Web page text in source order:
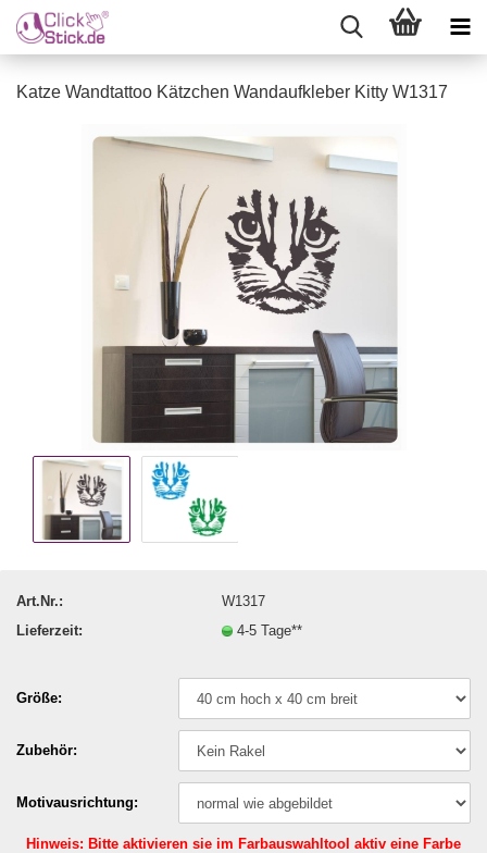
Katze Wandtattoo Kätzchen Wandaufkleber Kitty W1317
Art.Nr.:
W1317
Lieferzeit:
4-5 Tage**
Größe:
Zubehör:
Motivausrichtung:
Hinweis: Bitte aktivieren sie im Farbauswahltool aktiv eine Farbe